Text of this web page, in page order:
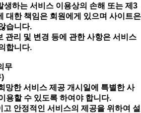
생하는 서비스 이용상의 손해 또는 제3
대한 책임은 회원에게 있으며 사이트은
습니다.
관리 및 변경 등에 관한 사항은 서비스
합니다.
무
)
망한 서비스 제공 개시일에 특별한 사
용할 수 있도록 하여야 합니다.
안정적인 서비스의 제공을 위하여 설